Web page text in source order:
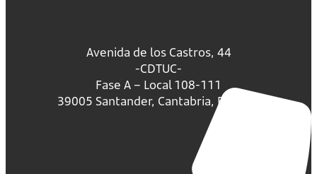
Avenida de los Castros, 44
-CDTUC-
Fase A – Local 108-111
39005 Santander, Cantabria, España.